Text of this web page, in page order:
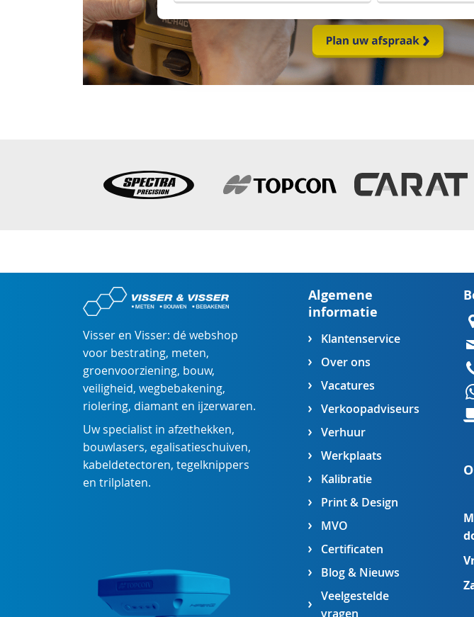
Visser en Visser: dé webshop
voor bestrating, meten,
groenvoorziening, bouw,
veiligheid, wegbebakening,
riolering, diamant en ijzerwaren.
Uw specialist in afzethekken,
bouwlasers, egalisatieschuiven,
kabeldetectoren, tegelknippers
en trilplaten.
Algemene
informatie
Klantenservice
Over ons
Vacatures
Verkoopadviseurs
Verhuur
Werkplaats
Kalibratie
Print & Design
MVO
Certificaten
Blog & Nieuws
Veelgestelde
vragen